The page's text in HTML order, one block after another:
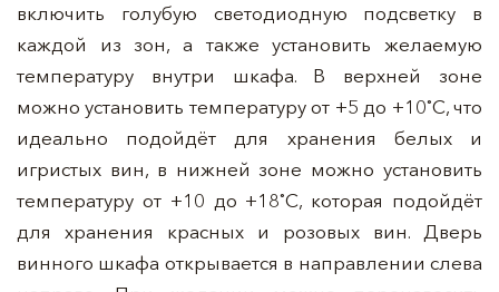
включить голубую светодиодную подсветку в
каждой из зон, а также установить желаемую
температуру внутри шкафа. В верхней зоне
можно установить температуру от +5 до +10˚С, что
идеально подойдёт для хранения белых и
игристых вин, в нижней зоне можно установить
температуру от +10 до +18˚С, которая подойдёт
для хранения красных и розовых вин. Дверь
винного шкафа открывается в направлении слева